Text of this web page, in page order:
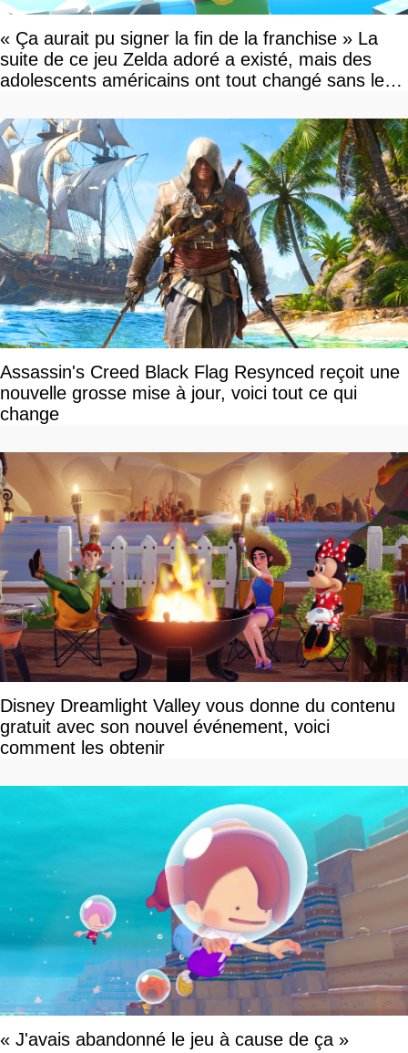
« Ça aurait pu signer la fin de la franchise » La
suite de ce jeu Zelda adoré a existé, mais des
adolescents américains ont tout changé sans le
Assassin's Creed Black Flag Resynced reçoit une
nouvelle grosse mise à jour, voici tout ce qui
change
Disney Dreamlight Valley vous donne du contenu
gratuit avec son nouvel événement, voici
comment les obtenir
« J'avais abandonné le jeu à cause de ça »